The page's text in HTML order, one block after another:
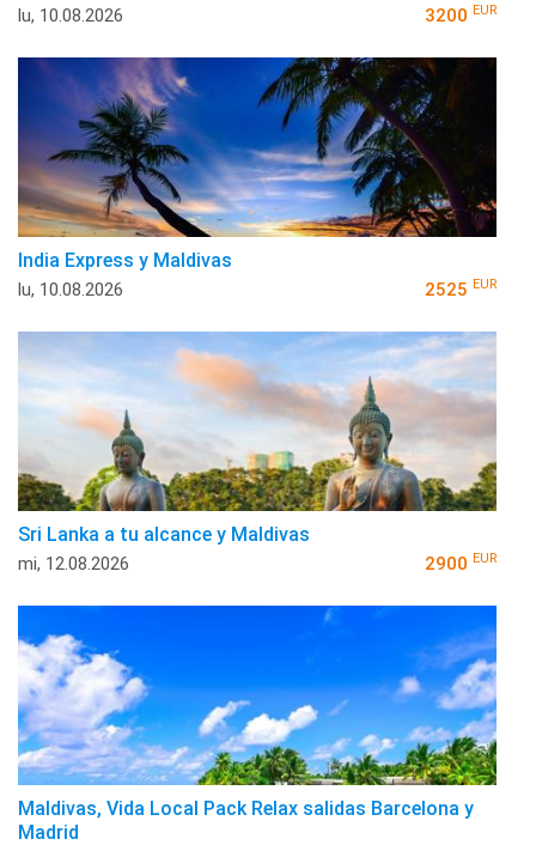
lu, 10.08.2026 3200 EUR
India Express y Maldivas
lu, 10.08.2026 2525 EUR
Sri Lanka a tu alcance y Maldivas
mi, 12.08.2026 2900 EUR
Maldivas, Vida Local Pack Relax salidas Barcelona y
Madrid